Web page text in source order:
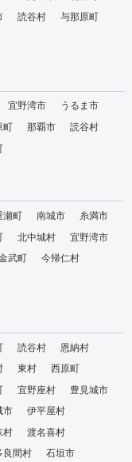
読谷村
与那原町
宜野湾市
うるま市
町 那覇市
読谷村
瀬町 南城市
糸満市
北中城村
宜野湾市
武町
今帰仁村
読谷村
恩納村
東村
西原町
宜野座村
豊見城市
市
伊平屋村
村
渡名喜村
良間村
石垣市